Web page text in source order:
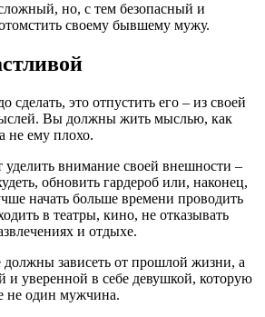
но, с тем безопасный и
своему бывшему мужу.
сделать, это отпустить его – из своей
Вы должны жить мыслью, как
не ему плохо.
уделить внимание своей внешности –
обновить гардероб или, наконец,
начать больше времени проводить
в театры, кино, не отказывать
и отдыхе.
зависеть от прошлой жизни, а
и уверенной в себе девушкой, которую
не один мужчина.